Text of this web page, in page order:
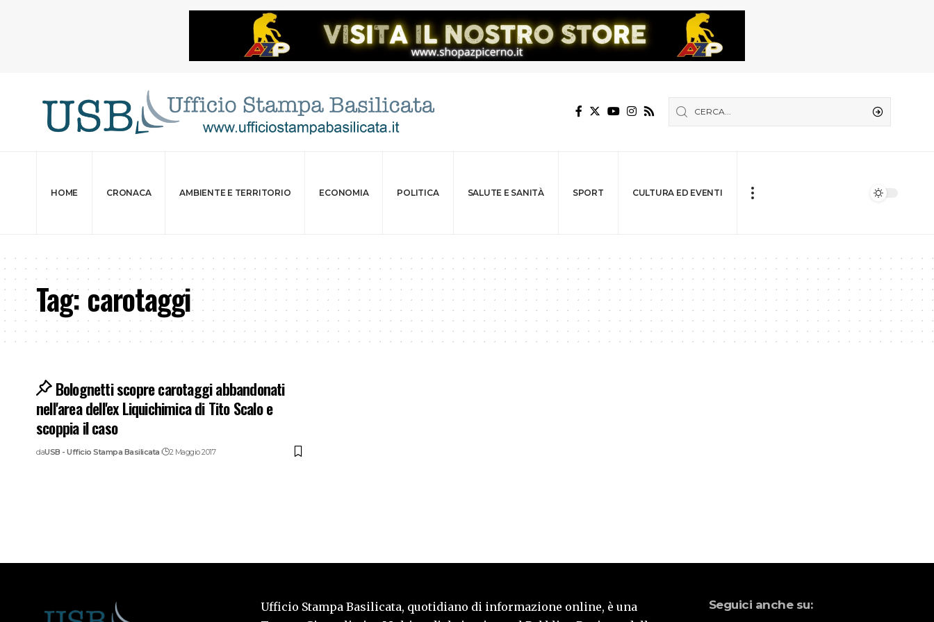
HOME CRONACA AMBIENTE E TERRITORIO ECONOMIA POLITICA SALUTE E SANITÀ SPORT CULTURA ED EVENTI
Tag:carotaggi
Bolognetti scopre carotaggi abbandonati
nell'area dell'ex Liquichimica di Tito Scalo e
scoppia il caso
daUSB - Ufficio Stampa Basilicata 2 Maggio 2017
Ufficio Stampa Basilicata, quotidiano di informazione online, è una
Seguici anche su: